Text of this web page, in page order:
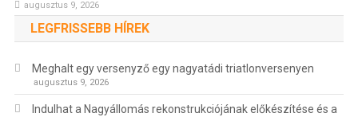
augusztus 9, 2026
LEGFRISSEBB HÍREK
Meghalt egy versenyző egy nagyatádi triatlonversenyen
augusztus 9, 2026
Indulhat a Nagyállomás rekonstrukciójának előkészítése és a